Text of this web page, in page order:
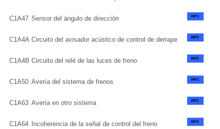
C1A47 Sensor del ángulo de dirección
C1A4A Circuito del avisador acústico de control de derrape
C1A4B Circuito del relé de las luces de freno
C1A50 Avería del sistema de frenos
C1A63 Avería en otro sistema
C1A64 Incoherencia de la señal de control del freno